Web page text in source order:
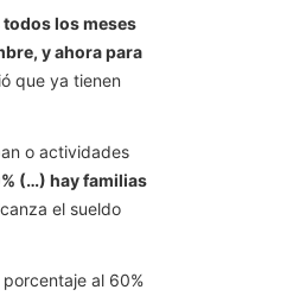
los meses
y ahora para
que ya tienen
o actividades
(…) hay familias
el sueldo
al 60%